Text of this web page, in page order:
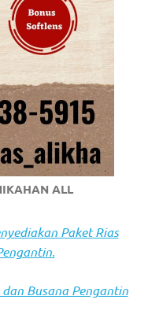
ALL
Paket Rias
Busana Pengantin